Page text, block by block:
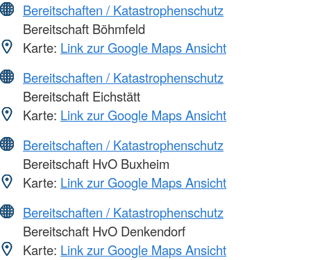
Bereitschaften / Katastrophenschutz
Bereitschaft Böhmfeld
Karte: Link zur Google Maps Ansicht
Bereitschaften / Katastrophenschutz
Bereitschaft Eichstätt
Karte: Link zur Google Maps Ansicht
Bereitschaften / Katastrophenschutz
Bereitschaft HvO Buxheim
Karte: Link zur Google Maps Ansicht
Bereitschaften / Katastrophenschutz
Bereitschaft HvO Denkendorf
Karte: Link zur Google Maps Ansicht